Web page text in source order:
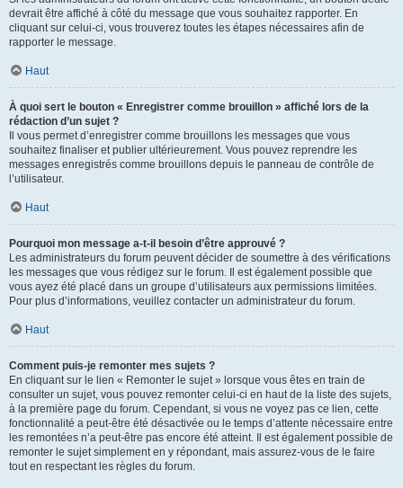
devrait être affiché à côté du message que vous souhaitez rapporter. En
cliquant sur celui-ci, vous trouverez toutes les étapes nécessaires afin de
rapporter le message.
Haut
À quoi sert le bouton « Enregistrer comme brouillon » affiché lors de la
rédaction d’un sujet ?
Il vous permet d’enregistrer comme brouillons les messages que vous
souhaitez finaliser et publier ultérieurement. Vous pouvez reprendre les
messages enregistrés comme brouillons depuis le panneau de contrôle de
l’utilisateur.
Haut
Pourquoi mon message a-t-il besoin d’être approuvé ?
Les administrateurs du forum peuvent décider de soumettre à des vérifications
les messages que vous rédigez sur le forum. Il est également possible que
vous ayez été placé dans un groupe d’utilisateurs aux permissions limitées.
Pour plus d’informations, veuillez contacter un administrateur du forum.
Haut
Comment puis-je remonter mes sujets ?
En cliquant sur le lien « Remonter le sujet » lorsque vous êtes en train de
consulter un sujet, vous pouvez remonter celui-ci en haut de la liste des sujets,
à la première page du forum. Cependant, si vous ne voyez pas ce lien, cette
fonctionnalité a peut-être été désactivée ou le temps d’attente nécessaire entre
les remontées n’a peut-être pas encore été atteint. Il est également possible de
remonter le sujet simplement en y répondant, mais assurez-vous de le faire
tout en respectant les règles du forum.